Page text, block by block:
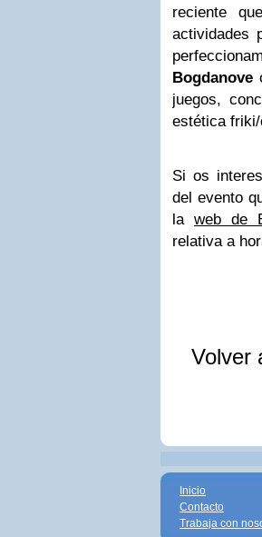
reciente
actividades
Bogdanove
juegos,
estética
Si os
del evento
la web de
relativa a
Volver
Inicio
Contacto
Trabaja con